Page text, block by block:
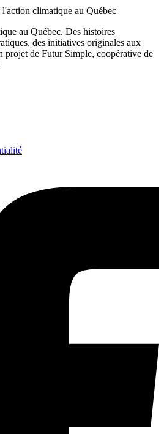
au Québec. Des histoires
des initiatives originales aux
projet de Futur Simple, coopérative de